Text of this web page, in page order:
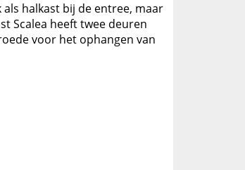
halkast bij de entree, maar
Scalea heeft twee deuren
voor het ophangen van